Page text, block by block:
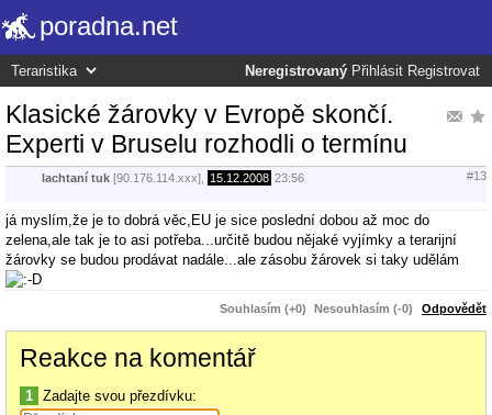
poradna.net
Neregistrovaný Přihlásit Registrovat
Klasické žárovky v Evropě skončí.
Experti v Bruselu rozhodli o termínu
lachtaní tuk [90.176.114.xxx], 15.12.2008 23:56 #13
já myslím,že je to dobrá věc,EU je sice poslední dobou až moc do
zelena,ale tak je to asi potřeba...určitě budou nějaké vyjímky a terarijní
žárovky se budou prodávat nadále...ale zásobu žárovek si taky udělám
Souhlasím (+0) Nesouhlasím (-0) Odpovědět
Reakce na komentář
1 Zadajte svou přezdívku: